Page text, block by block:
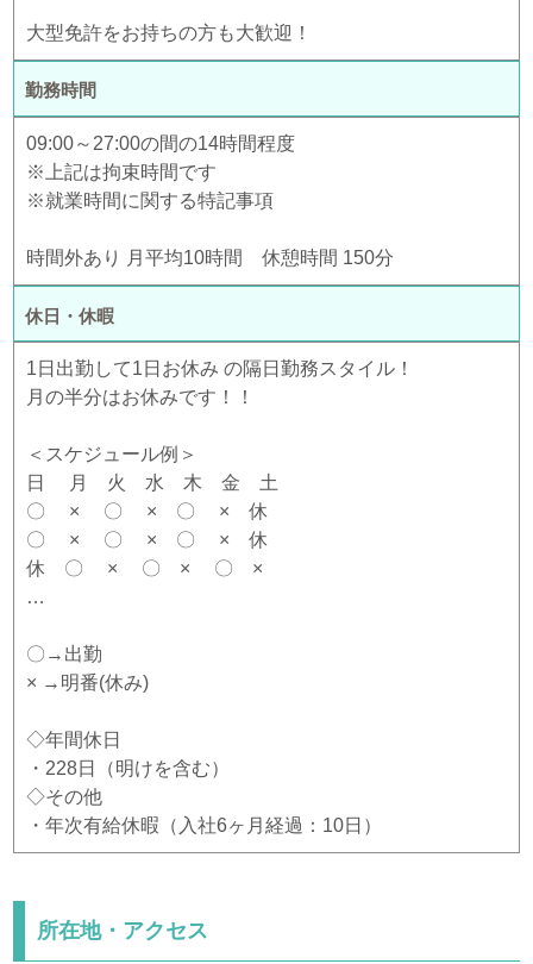
大型免許をお持ちの方も大歓迎！
勤務時間
09:00～27:00の間の14時間程度
※上記は拘束時間です
※就業時間に関する特記事項
時間外あり 月平均10時間 休憩時間 150分
休日・休暇
1日出勤して1日お休み の隔日勤務スタイル！
月の半分はお休みです！！
＜スケジュール例＞
日 月 火 水 木 金 土
〇 × 〇 × 〇 × 休
〇 × 〇 × 〇 × 休
休 〇 × 〇 × 〇 ×
…
〇→出勤
× →明番(休み)
◇年間休日
・228日（明けを含む）
◇その他
・年次有給休暇（入社6ヶ月経過：10日）
所在地・アクセス